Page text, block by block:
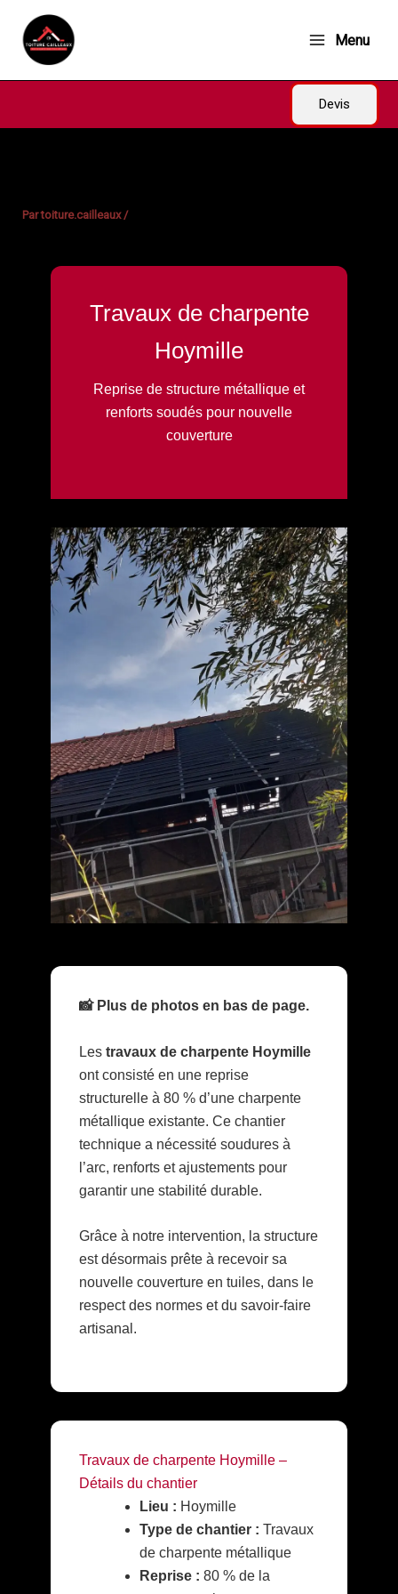
contenu
Menu
Devis
Partoiture.cailleaux/
Travaux de charpente
Hoymille
Reprise de structure métallique et
renforts soudés pour nouvelle
couverture
📸 Plus de photos en bas de page.
Les travaux de charpente Hoymille
ont consisté en une reprise
structurelle à 80 % d’une charpente
métallique existante. Ce chantier
technique a nécessité soudures à
l’arc, renforts et ajustements pour
garantir une stabilité durable.
Grâce à notre intervention, la structure
est désormais prête à recevoir sa
nouvelle couverture en tuiles, dans le
respect des normes et du savoir-faire
artisanal.
Travaux de charpente Hoymille –
Détails du chantier
Lieu : Hoymille
Type de chantier : Travaux
de charpente métallique
Reprise : 80 % de la